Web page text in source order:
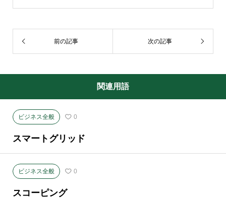
前の記事 次の記事
関連用語
ビジネス全般 0
スマートグリッド
ビジネス全般 0
スコーピング